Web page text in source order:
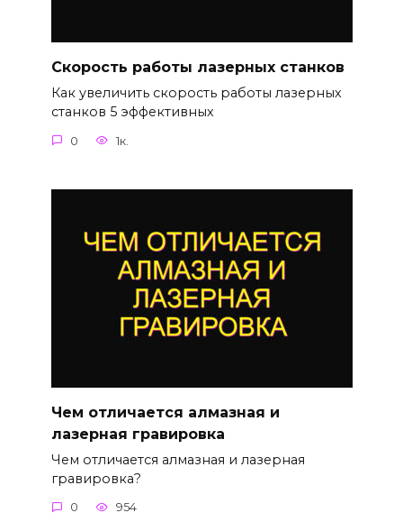
Скорость работы лазерных станков
Как увеличить скорость работы лазерных
станков 5 эффективных
0 1к.
Чем отличается алмазная и
лазерная гравировка
Чем отличается алмазная и лазерная
гравировка?
0 954